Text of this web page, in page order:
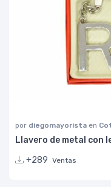
por diegomayorista en
Llavero de metal con
+289 Ventas